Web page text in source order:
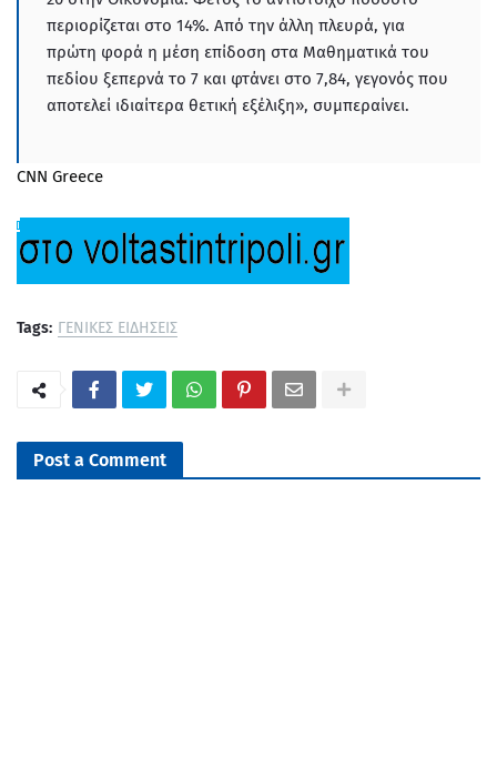
περιορίζεται στο 14%. Από την άλλη πλευρά, για
πρώτη φορά η μέση επίδοση στα Μαθηματικά του
πεδίου ξεπερνά το 7 και φτάνει στο 7,84, γεγονός που
αποτελεί ιδιαίτερα θετική εξέλιξη», συμπεραίνει.
CNN Greece
Tags: ΓΕΝΙΚΕΣ ΕΙΔΗΣΕΙΣ
Post a Comment